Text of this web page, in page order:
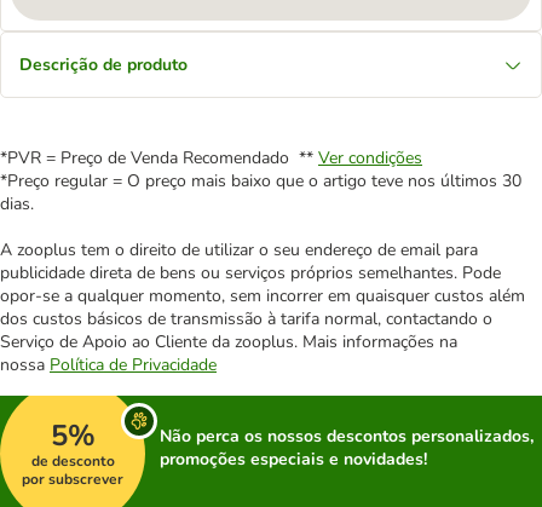
Descrição de produto
*PVR = Preço de Venda Recomendado ** Ver condições
*Preço regular = O preço mais baixo que o artigo teve nos últimos 30
dias.
A zooplus tem o direito de utilizar o seu endereço de email para
publicidade direta de bens ou serviços próprios semelhantes. Pode
opor-se a qualquer momento, sem incorrer em quaisquer custos além
dos custos básicos de transmissão à tarifa normal, contactando o
Serviço de Apoio ao Cliente da zooplus. Mais informações na
nossa Política de Privacidade
5%
de desconto
por subscrever
Não perca os nossos descontos personalizados,
promoções especiais e novidades!